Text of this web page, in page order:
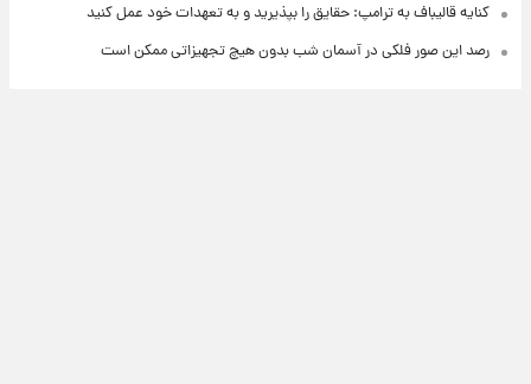
کنایه قالیباف به ترامپ: حقایق را بپذیرید و به تعهدات خود عمل کنید
رصد این صور فلکی در آسمان شب بدون هیچ تجهیزاتی ممکن است